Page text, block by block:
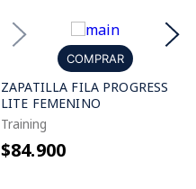
COMPRAR
ZAPATILLA FILA PROGRESS
LITE FEMENINO
Training
$84.900